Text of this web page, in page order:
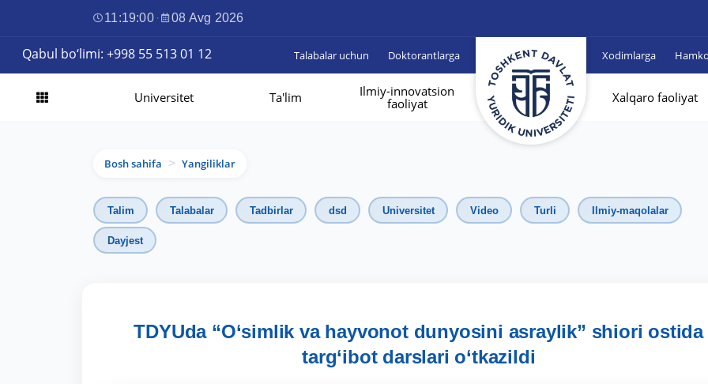
11:19:02 · 08 Avg 2026
Qabul bo‘limi: +998 55 513 01 12 Talabalar uchun Doktorantlarga Xodimlarga
Universitet Ta'lim
Ilmiy-innovatsion
faoliyat
Xalqaro faoliyat
Bosh sahifa > Yangiliklar
Talim Talabalar Tadbirlar dsd Universitet Video Turli Ilmiy-maqolalar
Dayjest
TDYUda “O‘simlik va hayvonot dunyosini asraylik” shiori ostida
targ‘ibot darslari o‘tkazildi